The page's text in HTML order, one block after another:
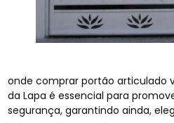
onde comprar portão articulado
da Lapa é essencial para
segurança, garantindo ainda,